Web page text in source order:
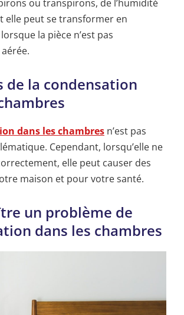
ou transpirons, de l’humidité
elle peut se transformer en
la pièce n’est pas
de la condensation
dans les chambres n’est pas
Cependant, lorsqu’elle ne
elle peut causer des
maison et pour votre santé.
un problème de
dans les chambres